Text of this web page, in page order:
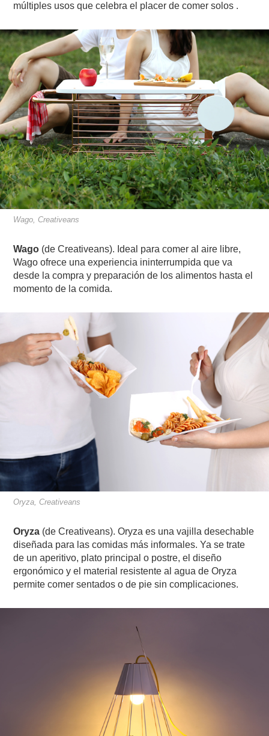
múltiples usos que celebra el placer de comer solos .
Wago, Creativeans
Wago (de Creativeans). Ideal para comer al aire libre,
Wago ofrece una experiencia ininterrumpida que va
desde la compra y preparación de los alimentos hasta el
momento de la comida.
Oryza, Creativeans
Oryza (de Creativeans). Oryza es una vajilla desechable
diseñada para las comidas más informales. Ya se trate
de un aperitivo, plato principal o postre, el diseño
ergonómico y el material resistente al agua de Oryza
permite comer sentados o de pie sin complicaciones.